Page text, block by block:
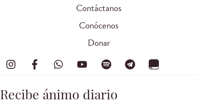
Contáctanos
Conócenos
Donar
Recibe ánimo diario